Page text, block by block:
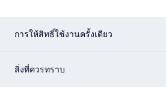
การให้สิทธิ์ใช้งานครั้งเดียว
สิ่งที่ควรทราบ